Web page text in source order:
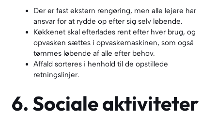
Der er fast ekstern rengøring, men alle lejere har
ansvar for at rydde op efter sig selv løbende.
Køkkenet skal efterlades rent efter hver brug, og
opvasken sættes i opvaskemaskinen, som også
tømmes løbende af alle efter behov.
Affald sorteres i henhold til de opstillede
retningslinjer.
6. Sociale aktiviteter